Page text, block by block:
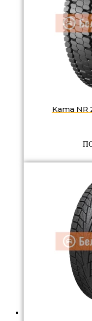
Kama NR